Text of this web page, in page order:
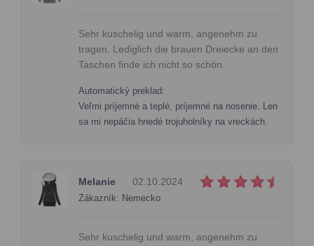
Sehr kuschelig und warm, angenehm zu
tragen. Lediglich die brauen Dreiecke an den
Taschen finde ich nicht so schön.
Automatický preklad:
Veľmi príjemné a teplé, príjemné na nosenie. Len
sa mi nepáčia hnedé trojuholníky na vreckách.
Melanie 02.10.2024
Zákazník: Nemecko
Sehr kuschelig und warm, angenehm zu